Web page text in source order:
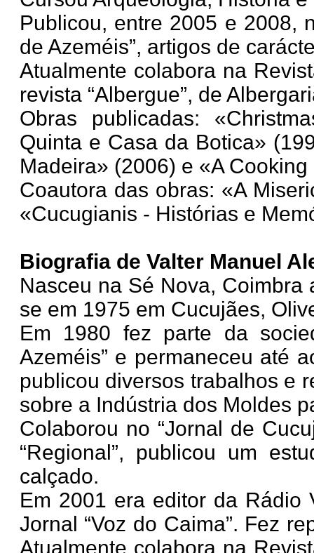
Publicou, entre 2005 e 2008,
de Azeméis”, artigos de
Atualmente colabora na
revista “Albergue”, de
Obras publicadas:
Quinta e Casa da Botica»
Madeira» (2006) e «A
Coautora das obras: «A
«Cucugianis - Histórias e
Biografia de Valter Manuel
Nasceu na Sé Nova,
se em 1975 em Cucujães,
Em 1980 fez parte da
Azeméis” e permaneceu até
publicou diversos trabalhos e
sobre a Indústria dos Moldes
Colaborou no “Jornal de
“Regional”, publicou um
calçado.
Em 2001 era editor da Rádio
Jornal “Voz do Caima”. Fez
Atualmente colabora na